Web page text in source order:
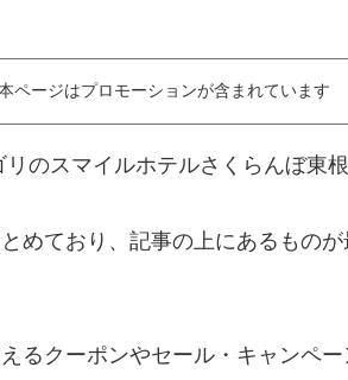
ページはプロモーションが含まれています
のスマイルホテルさくらんぼ東
めており、記事の上にあるもの
るクーポンやセール・キャンペ